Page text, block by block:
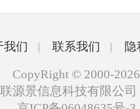
我们 | 联系我们 |
CopyRight © 2000-2026
源景信息科技有限公